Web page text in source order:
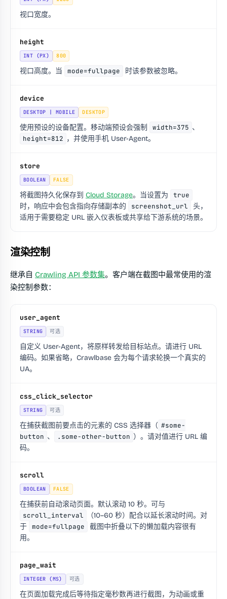
视口宽度。
height
INT (PX) 800
视口高度。当 mode=fullpage 时该参数被忽略。
device
DESKTOP | MOBILE DESKTOP
使用预设的设备配置。移动端预设会强制 width=375 、
height=812 ，并使用手机 User-Agent。
store
BOOLEAN FALSE
将截图持久化保存到 Cloud Storage。当设置为
true
时，响应中会包含指向存储副本的
screenshot_url
头，
适用于需要稳定 URL 嵌入仪表板或共享给下游系统的场景。
渲染控制
继承自 Crawling API 参数集。客户端在截图中最常使用的渲
染控制参数：
user_agent
STRING 可选
自定义 User-Agent，将原样转发给目标站点。请进行 URL
编码。如果省略，Crawlbase 会为每个请求轮换一个真实的
UA。
css_click_selector
STRING 可选
在捕获截图前要点击的元素的 CSS 选择器（ #some-
button 、 .some-other-button ）。请对值进行 URL 编
码。
scroll
BOOLEAN FALSE
在捕获前自动滚动页面。默认滚动 10 秒。可与
scroll_interval
（10–60 秒）配合以延长滚动时间。对
于 mode=fullpage
截图中折叠以下的懒加载内容很有
用。
page_wait
INTEGER (MS) 可选
在页面加载完成后等待指定毫秒数再进行截图，为动画或重